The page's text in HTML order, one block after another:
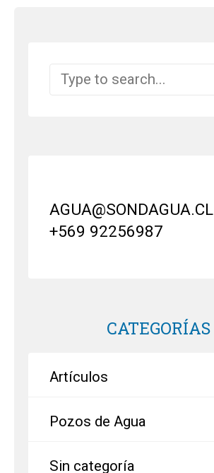
AGUA@SONDAGUA.CL
+569 92256987
CATEGORÍAS
Artículos
Pozos de Agua
Sin categoría